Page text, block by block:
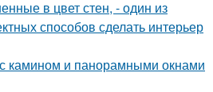
в цвет стен, - один из
способов сделать интерьер
камином и панорамными окнами